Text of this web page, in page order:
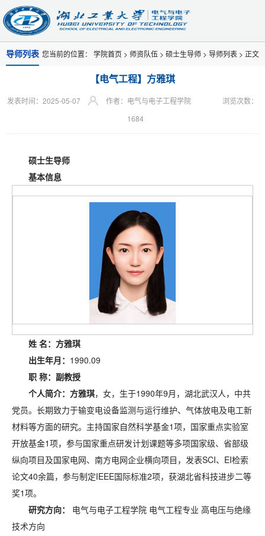
导师列表 您当前的位置： 学院首页 > 师资队伍 > 硕士生导师 > 导师列表 > 正文
【电气工程】方雅琪
发表时间：2025-05-07 作者：电气与电子工程学院
浏览次数：
1684
硕士生导师
基本信息
姓 名：方雅琪
出生年月： 1990.09
职 称：副教授
个人简介：方雅琪，女，生于1990年9月，湖北武汉人，中共
党员。长期致力于输变电设备监测与运行维护、气体放电及电工新
材料等方面的研究。主持国家自然科学基金1项，国家重点实验室
开放基金1项，参与国家重点研发计划课题等多项国家级、省部级
纵向项目及国家电网、南方电网企业横向项目，发表SCI、EI检索
论文40余篇，参与制定IEEE国际标准2项，获湖北省科技进步二等
奖1项。
研究方向：
电气与电子工程学院 电气工程专业 高电压与绝缘
技术方向